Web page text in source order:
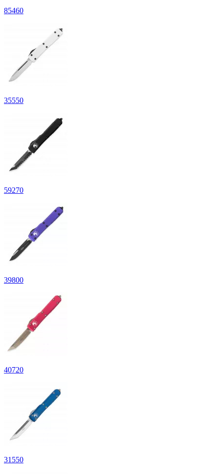
85460
35550
59270
39800
40720
31 550